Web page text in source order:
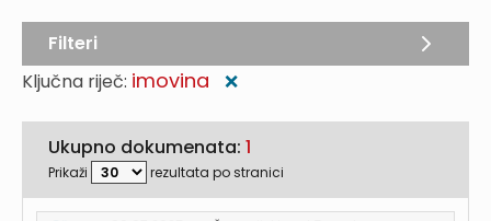
Ključna riječ: imovina ❌
Ukupno dokumenata: 1
Prikaži rezultata po stranici
Filteri